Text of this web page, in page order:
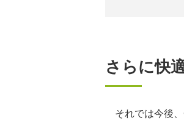
さらに快
それでは今後